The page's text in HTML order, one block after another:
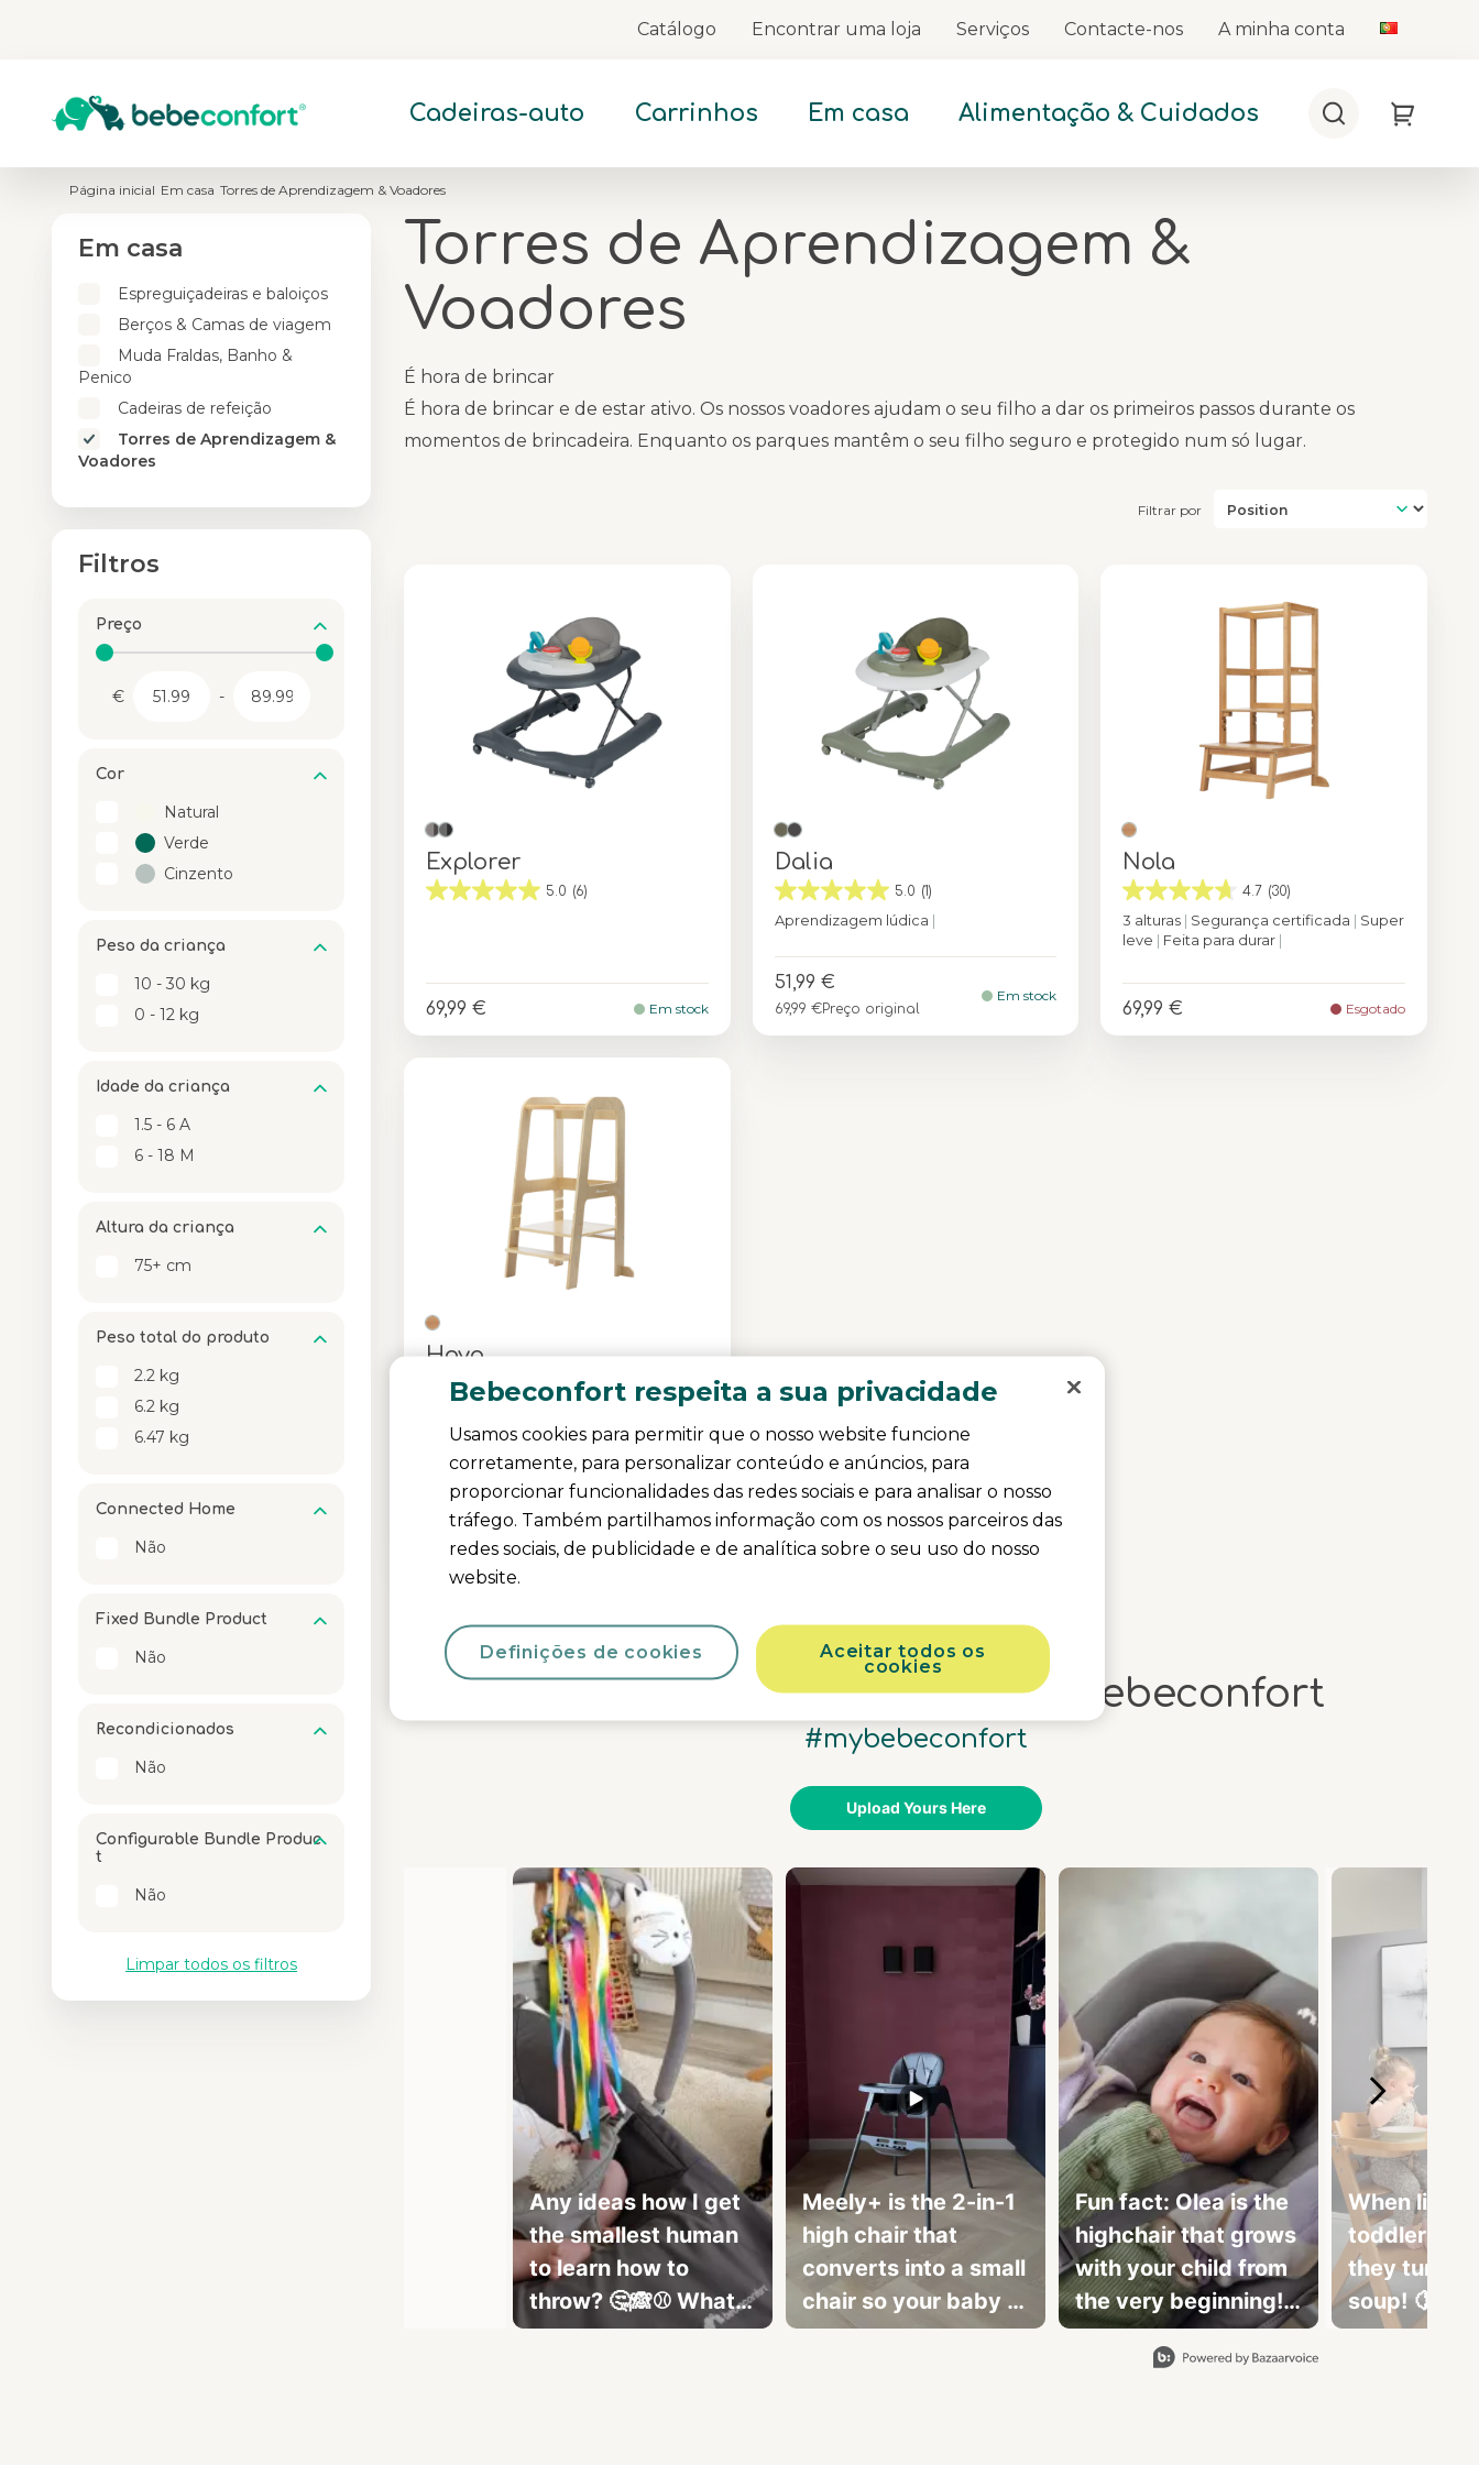
Bebeconfort respeita a sua privacidade
Usamos cookies para permitir que o nosso website funcione
corretamente, para personalizar conteúdo e anúncios, para
proporcionar funcionalidades das redes sociais e para analisar o nosso
tráfego. Também partilhamos informação com os nossos parceiros das
redes sociais, de publicidade e de analítica sobre o seu uso do nosso
website.
Aceitar todos os
cookies
Definições de cookies
Catálogo Encontrar uma loja Serviços Contacte-nos
A minha conta
Content
Cadeiras-auto
CATEGORIA
Cadeiras para criança pequena
Cadeiras auto Disney & Marvel
Carrinhos
CATEGORIA
Carrinhos a partir dos 6 meses
Acessórios
Em casa
CATEGORIA
Berços & Camas de viagem
Cadeiras de refeição
Torres de Aprendizagem & Voadores
Alimentação & Cuidados
CATEGORIA
Higiene & Cuidados com o Bebé
ProcurarMy Cart
Página inicial Em casa Torres de Aprendizagem & Voadores
Torres de Aprendizagem &
Voadores
É hora de brincar
É hora de brincar e de estar ativo. Os nossos voadores ajudam o seu filho a dar os primeiros passos durante os
momentos de brincadeira. Enquanto os parques mantêm o seu filho seguro e protegido num só lugar.
Filtrar por
Explorer
5.0 (6)
69,99 €
Em stock
Dalia
5.0 (1)
Aprendizagem lúdica |
51,99 €
69,99 €Preço original
Em stock
Nola
4.7 (30)
3 alturas | Segurança certificada | Super
leve | Feita para durar |
69,99 €
Esgotado
Hoya
0.0 (0)
ajustáveis|Estável e robusta
Cor
Natural (Wood)
89,99 €
Em stock
Partilhe os seus momentos Bebeconfort
#mybebeconfort
Upload Yours Here
Media Carousel
Carousel with product photos. Use the previous and next buttons to navigate.
Any ideas how I get
the smallest human
to learn how to
throw? 🤔🙈⚾ What
does your smol fren
Meely+ is the 2-in-1
high chair that
converts into a small
chair so your baby is
always comfortable
Fun fact: Olea is the
highchair that grows
with your child from
the very beginning!
🌟 Its cosy inlay
ensures comfort for
When life
toddlers
they turn it
soup! 🍋🥣
creating
Em casa
Espreguiçadeiras e baloiços
Berços & Camas de viagem
Muda Fraldas, Banho &
Penico
Cadeiras de refeição
Torres de Aprendizagem &
Voadores
Filtros
Preço
€ -
Cor
Natural
Verde
Cinzento
Peso da criança
10 - 30 kg
0 - 12 kg
Idade da criança
1.5 - 6 A
6 - 18 M
Altura da criança
75+ cm
Peso total do produto
2.2 kg
6.2 kg
6.47 kg
Connected Home
Não
Fixed Bundle Product
Não
Recondicionados
Não
Configurable Bundle Produc
t
Não
Limpar todos os filtros